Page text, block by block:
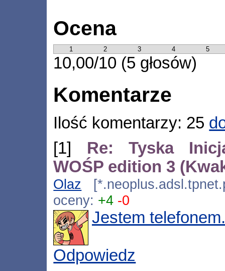
Ocena
1 2 3 4 5
10,00/10 (5 głosów)
Komentarze
Ilość komentarzy: 25
[1] Re: Tyska
WOŚP edition 3
Olaz
oceny: +4 -0
Jestem
Odpowiedz